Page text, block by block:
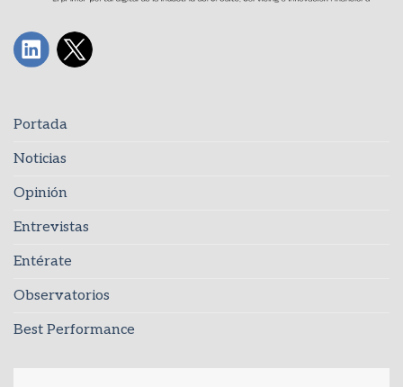
Portada
Noticias
Opinión
Entrevistas
Entérate
Observatorios
Best Performance